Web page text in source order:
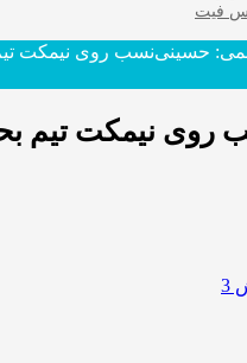
فیت
حسینی‌نسب روی نیمکت
نیمکت تیم